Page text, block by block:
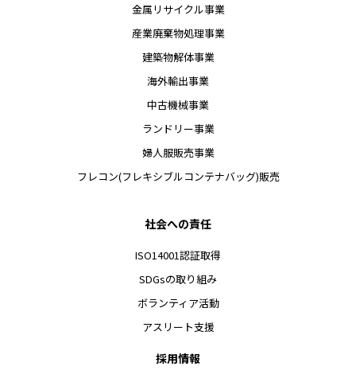
金属リサイクル事業
産業廃棄物処理事業
建築物解体事業
海外輸出事業
中古機械事業
ランドリー事業
婦人服販売事業
フレコン(フレキシブルコンテナバッグ)販売
社会への責任
ISO14001認証取得
SDGsの取り組み
ボランティア活動
アスリート支援
採用情報